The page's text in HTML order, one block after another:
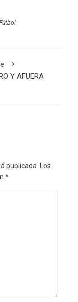
Y AFUERA
publicada. Los
*